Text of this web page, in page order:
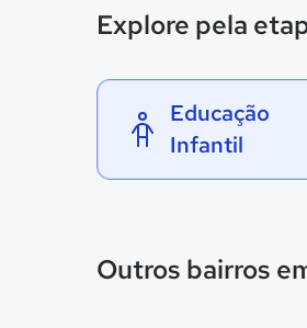
Explore pela
Educação
Infantil
Outros bairros